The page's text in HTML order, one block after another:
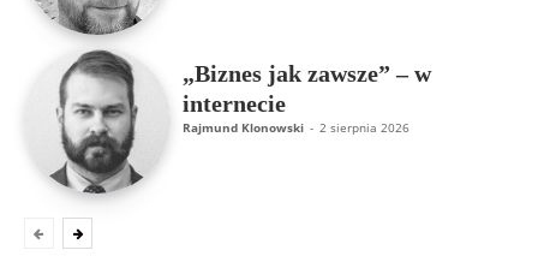
„Biznes jak zawsze” – w
internecie
Rajmund Klonowski - 2 sierpnia 2026